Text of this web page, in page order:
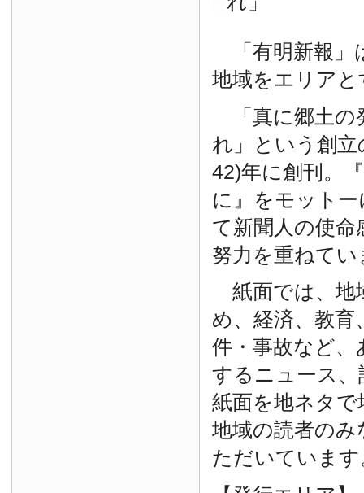
「有明新報」
地域をエリア
「真に郷土の
れ」という創
42)年に創刊。
に』をモット
て新聞人の使命
努力を重ねてい
紙面では、地
め、経済、教育
件・事故など
するニュース
紙面を地ネタ
地域の読者の
ただいています